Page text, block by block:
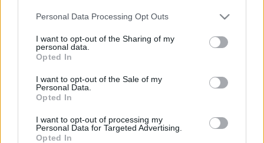
Please note that this website/app uses one or more Google
not limited to your visit or usage behaviour. You may click to
grant or deny consent to Google and its third-party tags to
use your data for below specified purposes in below Google
consent section.
Personal Data Processing Opt Outs
I want to opt-out of the Sharing of my
personal data.
Opted In
I want to opt-out of the Sale of my
Personal Data.
Opted In
I want to opt-out of processing my
Personal Data for Targeted Advertising.
Opted In
Hírek kávé mellé
Abby Elliot, a Saturday Night Live egyik szereplője a
szerepet. Ha sorozat lesz belőle, Elliot kiszáll az SNL-
ből.Ana Ortiz, Dania Ramirez és Roselyn Sanchez
Devious Maids című Marc…